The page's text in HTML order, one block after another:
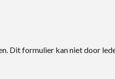
Dit formulier kan niet door